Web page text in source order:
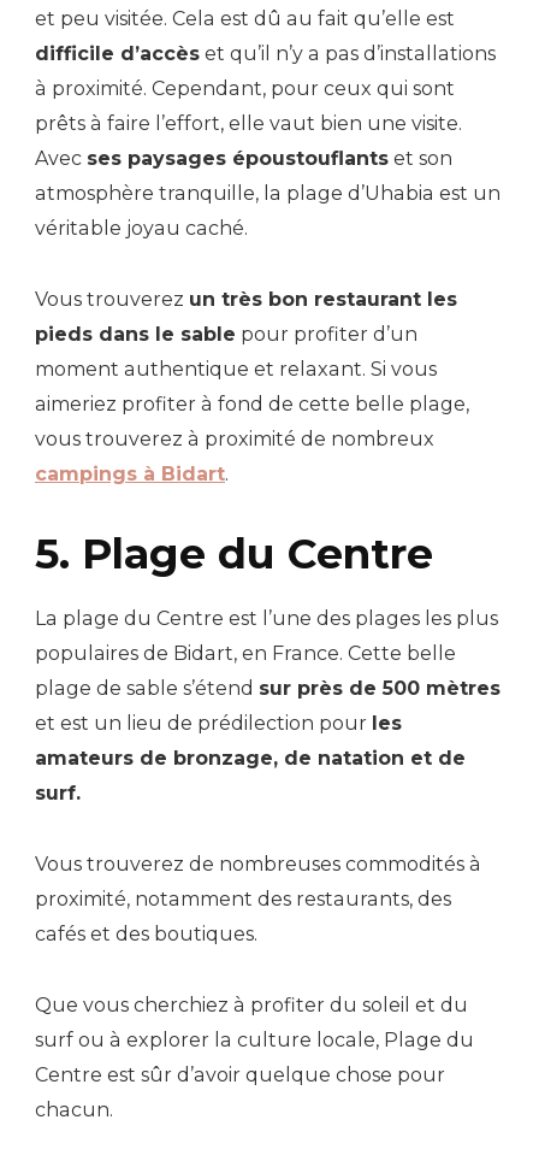
et peu visitée. Cela est dû au fait qu’elle est
difficile d’accès et qu’il n’y a pas d’installations
à proximité. Cependant, pour ceux qui sont
prêts à faire l’effort, elle vaut bien une visite.
Avec ses paysages époustouflants et son
atmosphère tranquille, la plage d’Uhabia est un
véritable joyau caché.
Vous trouverez un très bon restaurant les
pieds dans le sable pour profiter d’un
moment authentique et relaxant. Si vous
aimeriez profiter à fond de cette belle plage,
vous trouverez à proximité de nombreux
campings à Bidart.
5. Plage du Centre
La plage du Centre est l’une des plages les plus
populaires de Bidart, en France. Cette belle
plage de sable s’étend sur près de 500 mètres
et est un lieu de prédilection pour les
amateurs de bronzage, de natation et de
surf.
Vous trouverez de nombreuses commodités à
proximité, notamment des restaurants, des
cafés et des boutiques.
Que vous cherchiez à profiter du soleil et du
surf ou à explorer la culture locale, Plage du
Centre est sûr d’avoir quelque chose pour
chacun.